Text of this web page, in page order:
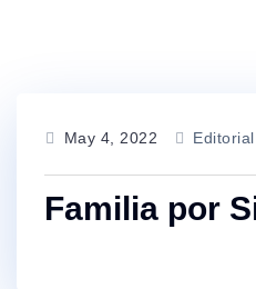
May 4, 2022 Editorial
Familia por